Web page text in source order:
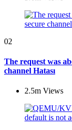
02
The request was
channel Hatası
2.5m Views